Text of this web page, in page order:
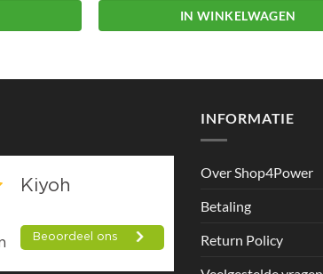
IN WINKELWAGEN
INFORMATIE
Over Shop4Power
Betaling
Return Policy